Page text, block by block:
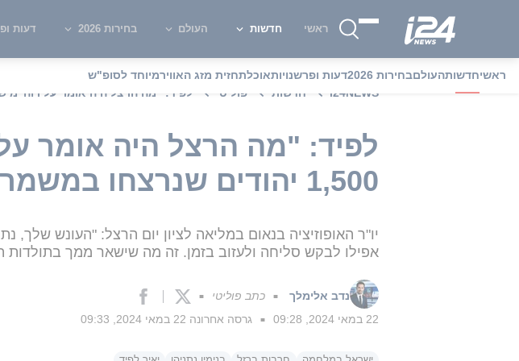
ראשי חדשות העולם בחירות 2026 דעות
ראשיחדשותהעולםבחירות 2026 דעות ופרשנויותאוכלתחזית מזג האווירמיוחד לסופ"ש
i24NEWS
חדשות פוליטי לפיד: "מה הרצל היה אומר על רוה"מ שלא לוקח אחריות על
לפיד: "מה הרצל היה אומר
1,500 יהודים שנרצחו במשמרת שלו?"
יו"ר האופוזיציה בנאום במליאה לציון יום הרצל: "העונש
אפילו לבקש סליחה ולעזוב בזמן. זה מה שישאר ממך בתולדות
נדב אלימלך ■ כתב פוליטי ■
22 במאי 2024, 09:28
■ גרסה אחרונה 22 במאי 2024, 09:33